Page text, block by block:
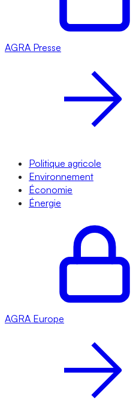
AGRA Presse
Politique agricole
Environnement
Économie
Énergie
AGRA Europe